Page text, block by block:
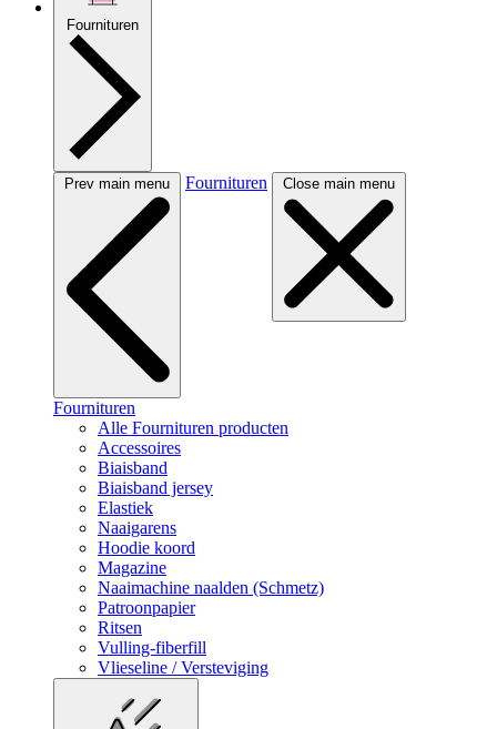
Fournituren
Prev main menu Fournituren Close main menu
Fournituren
Alle Fournituren producten
Accessoires
Biaisband
Biaisband jersey
Elastiek
Naaigarens
Hoodie koord
Magazine
Naaimachine naalden (Schmetz)
Patroonpapier
Ritsen
Vulling-fiberfill
Vlieseline / Versteviging